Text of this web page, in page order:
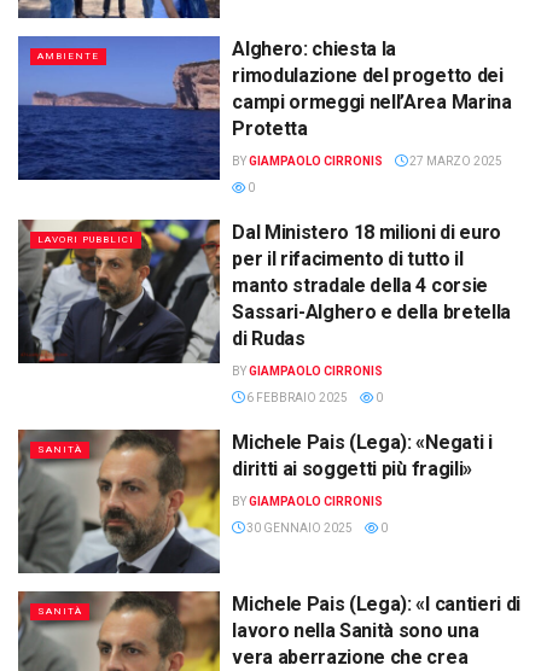
AMBIENTE
Alghero: chiesta la
rimodulazione del progetto dei
campi ormeggi nell’Area Marina
Protetta
BYGIAMPAOLO CIRRONIS
27 MARZO 2025
0
LAVORI PUBBLICI
Dal Ministero 18 milioni di euro
per il rifacimento di tutto il
manto stradale della 4 corsie
Sassari-Alghero e della bretella
di Rudas
BYGIAMPAOLO CIRRONIS
6 FEBBRAIO 2025
0
SANITÀ
Michele Pais (Lega): «Negati i
diritti ai soggetti più fragili»
BYGIAMPAOLO CIRRONIS
30 GENNAIO 2025
0
SANITÀ
Michele Pais (Lega): «I cantieri di
lavoro nella Sanità sono una
vera aberrazione che crea